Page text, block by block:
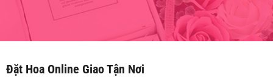
Đặt Hoa Online Giao Tận Nơi